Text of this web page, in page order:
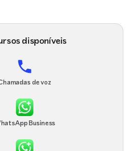
disponíveis
de voz
Business